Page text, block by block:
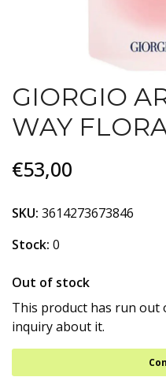
GIORGIO
WAY
€53,00
SKU: 3614273673846
Stock: 0
Out of stock
This product has run out
inquiry about it.